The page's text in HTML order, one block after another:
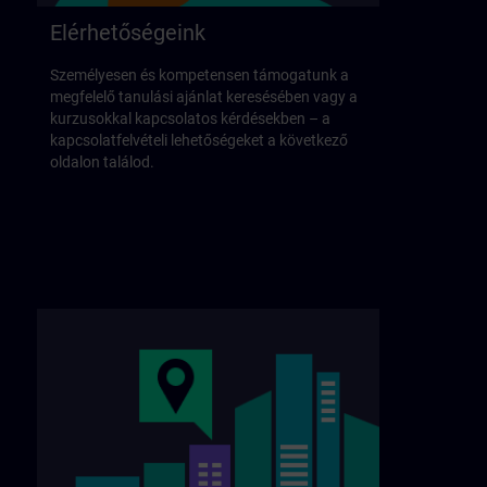
Elérhetőségeink
Személyesen és kompetensen támogatunk a
megfelelő tanulási ajánlat keresésében vagy a
kurzusokkal kapcsolatos kérdésekben – a
kapcsolatfelvételi lehetőségeket a következő
oldalon találod.